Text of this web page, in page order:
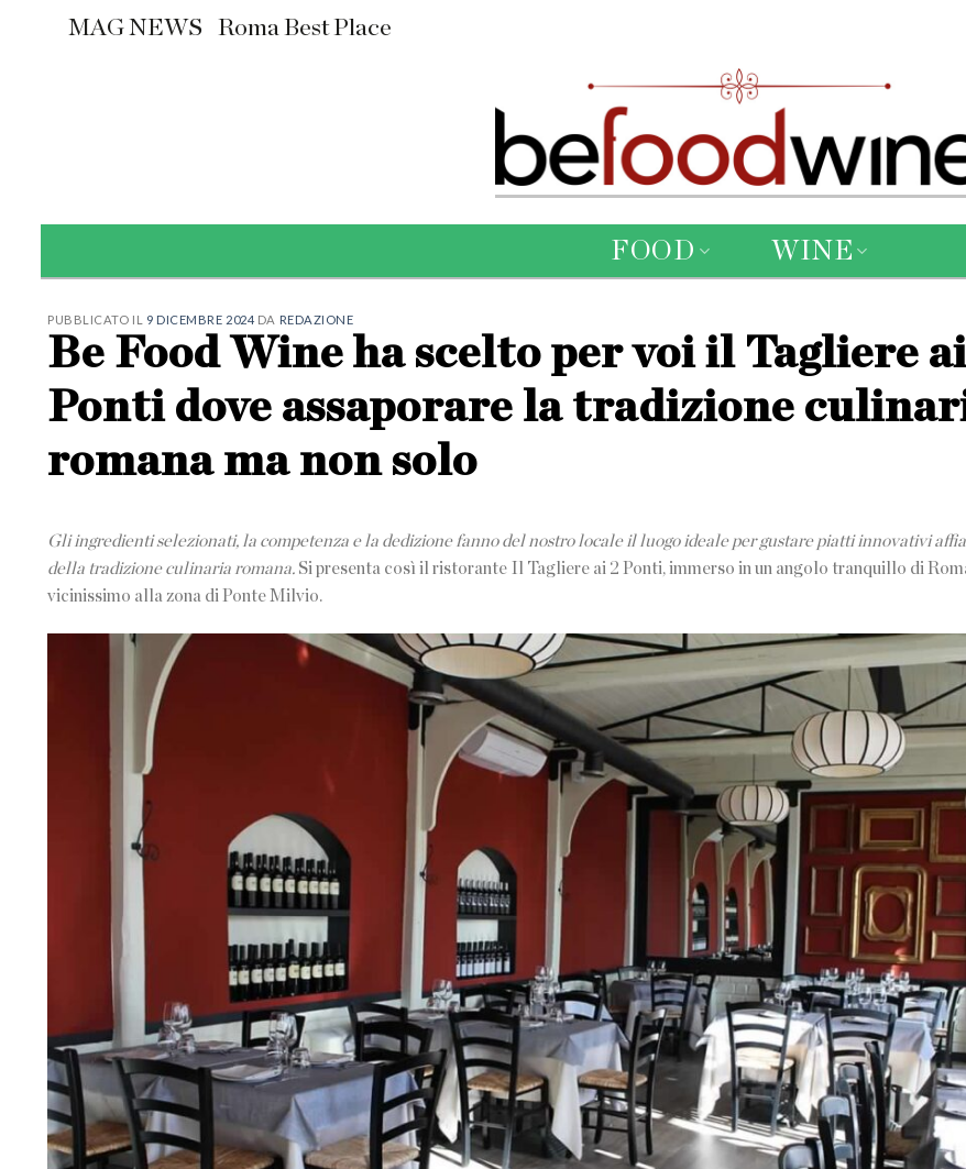
MAG NEWS Roma Best Place
FOOD WINE
PUBBLICATO IL 9 DICEMBRE 2024 DA REDAZIONE
Be Food Wine ha scelto per voi il Tagliere
Ponti dove assaporare la tradizione
romana ma non solo
Gli ingredienti selezionati, la competenza e la dedizione fanno del nostro locale il luogo ideale per gustare piatti innovativi
della tradizione culinaria romana. Si presenta così il ristorante Il Tagliere ai 2 Ponti, immerso in un angolo tranquillo di
vicinissimo alla zona di Ponte Milvio.